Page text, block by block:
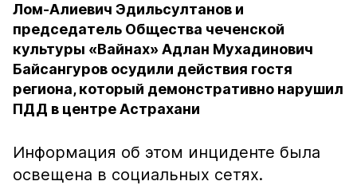
Лом-Алиевич Эдильсултанов и
председатель Общества чеченской
культуры «Вайнах» Адлан Мухадинович
Байсангуров осудили действия гостя
региона, который демонстративно нарушил
ПДД в центре Астрахани
Информация об этом инциденте была
освещена в социальных сетях.